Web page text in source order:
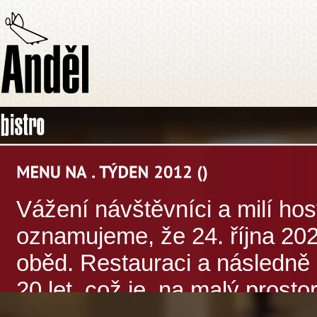
Vážení návštěvníci a milí
oznamujeme, že 24. října
oběd. Restauraci a
20 let, což je, na malý